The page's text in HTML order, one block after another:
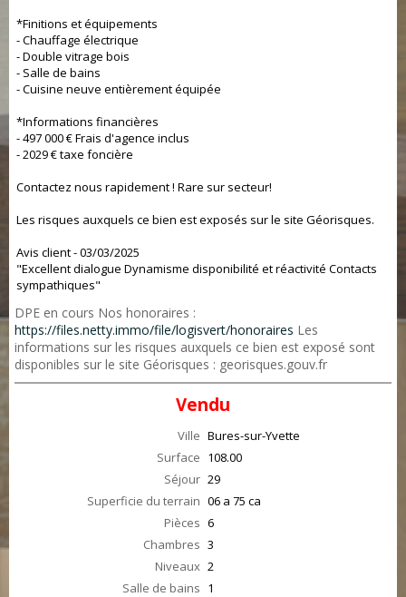
*Finitions et équipements
- Chauffage électrique
- Double vitrage bois
- Salle de bains
- Cuisine neuve entièrement équipée
*Informations financières
- 497 000 € Frais d'agence inclus
- 2029 € taxe foncière
Contactez nous rapidement ! Rare sur secteur!
Les risques auxquels ce bien est exposés sur le site Géorisques.
Avis client - 03/03/2025
"Excellent dialogue Dynamisme disponibilité et réactivité Contacts
sympathiques"
DPE en cours Nos honoraires :
https://files.netty.immo/file/logisvert/honoraires Les
informations sur les risques auxquels ce bien est exposé sont
disponibles sur le site Géorisques : georisques.gouv.fr
Vendu
Ville Bures-sur-Yvette
Surface 108.00
Séjour 29
Superficie du terrain 06 a 75 ca
Pièces 6
Chambres 3
Niveaux 2
Salle de bains 1